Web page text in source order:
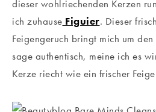
dieser wohlriechenden Kerzen
ich zuhause Figuier. Dieser
Feigengeruch bringt mich um
sage authentisch, meine ich es
Kerze riecht wie ein frischer